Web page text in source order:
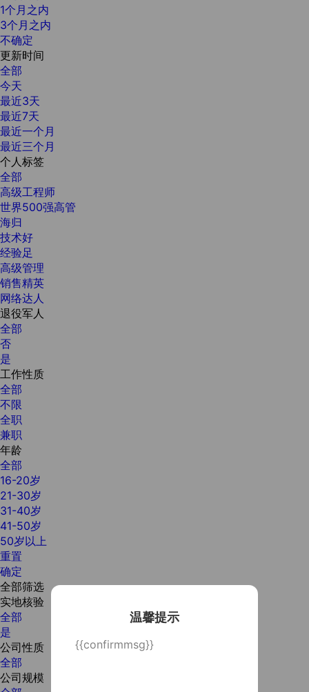
温馨提示
{{confirmmsg}}
1个月之内
3个月之内
不确定
更新时间
全部
今天
最近3天
最近7天
最近一个月
最近三个月
个人标签
全部
高级工程师
世界500强高管
海归
技术好
经验足
高级管理
销售精英
网络达人
退役军人
全部
否
是
工作性质
全部
不限
全职
兼职
年龄
全部
16-20岁
21-30岁
31-40岁
41-50岁
50岁以上
重置
确定
全部筛选
实地核验
全部
是
公司性质
全部
公司规模